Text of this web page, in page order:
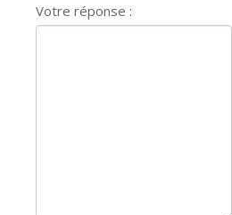
Votre réponse :